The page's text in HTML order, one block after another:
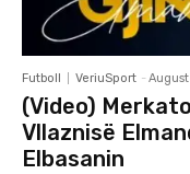
Futboll VeriuSport -
(Video)
Vllaznisë
Elbasanin